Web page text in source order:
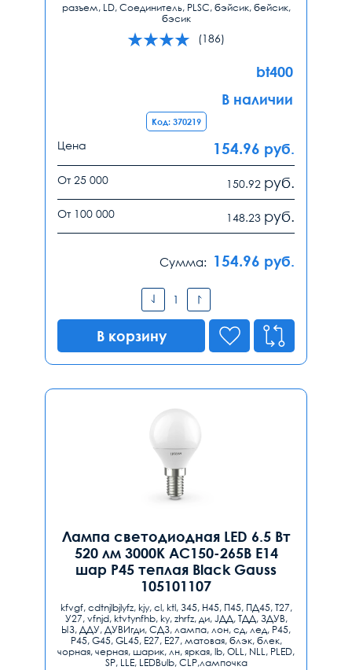
разъем, LD, Соединитель, PLSC, бэйсик, бейсик,
бэсик
(186)
bt400
В наличии
Код: 370219
Цена 154.96 руб.
От 25 000 150.92 руб.
От 100 000 148.23 руб.
Сумма: 154.96 руб.
В корзину
Лампа светодиодная LED 6.5 Вт
520 лм 3000К AC150-265В E14
шар P45 теплая Black Gauss
105101107
kfvgf, cdtnjlbjlyfz, kjy, cl, ktl, З45, H45, П45, ПД45, T27,
У27, vfnjd, ktvtynfhb, ky, zhrfz, ди, JДД, ТДД, ЗДУВ,
ЫЗ, ДДУ, ДУВИгди, СДЗ, лампа, лон, сд, лед, P45,
Р45, G45, GL45, Е27, E27, матовая, блэк, блек,
чорная, черная, шарик, лн, яркая, lb, ОLL, NLL, PLED,
SP, LLE, LEDBulb, CLP,лампочка